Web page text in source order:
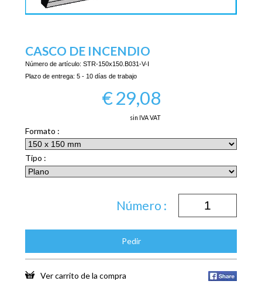
CASCO DE INCENDIO
Número de artículo: STR-150x150.B031-V-I
Plazo de entrega: 5 - 10 días de trabajo
€29,08
sin IVA VAT
Formato :
Tipo :
Número :
Pedir
Ver carrito de la compra